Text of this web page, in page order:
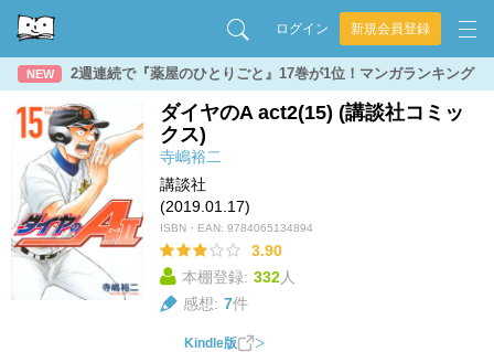
ログイン 新規会員登録
NEW 2週連続で『薬屋のひとりごと』17巻が1位！マンガランキング
ダイヤのA act2(15) (講談社コミッ
クス)
寺嶋裕二
講談社
(2019.01.17)
ISBN・EAN: 9784065134894
3.90
本棚登録: 332人
感想: 7件
Kindle版